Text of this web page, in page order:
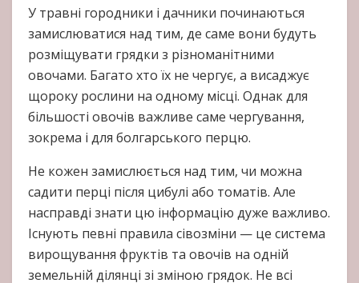
У травні городники і дачники починаються
замислюватися над тим, де саме вони будуть
розміщувати грядки з різноманітними
овочами. Багато хто їх не чергує, а висаджує
щороку рослини на одному місці. Однак для
більшості овочів важливе саме чергування,
зокрема і для болгарського перцю.
Не кожен замислюється над тим, чи можна
садити перці після цибулі або томатів. Але
насправді знати цю інформацію дуже важливо.
Існують певні правила сівозміни — це система
вирощування фруктів та овочів на одній
земельній ділянці зі зміною грядок. Не всі